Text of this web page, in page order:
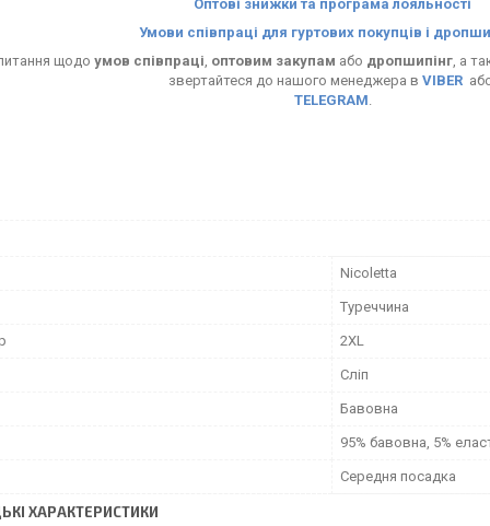
Оптові знижки та програма лояльності
Умови співпраці для гуртових покупців і
щодо умов співпраці оптовим закупам або дропшипінг, а
звертайтеся до нашого менеджера в VIBER
TELEGRAM
Nicoletta
Туреччина
2XL
Сліп
Бавовна
95% бавовна, 5%
Середня посадка
ХАРАКТЕРИСТИКИ